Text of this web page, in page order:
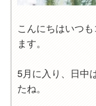
こんにちはいつ
ます。
5月に入り、日中
たね。